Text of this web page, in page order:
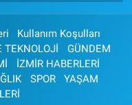
Kullanım Koşulları
TEKNOLOJİ
GÜNDEM
İZMİR HABERLERİ
SPOR
YAŞAM